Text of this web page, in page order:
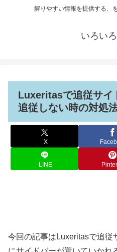
解りやすい情報を提供する、
いろい
Luxeritasで追従サイ
追従しない時の対処
X
LINE
今回の記事はLuxeritasで追従